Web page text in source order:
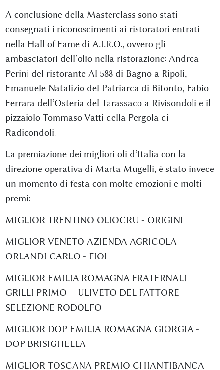
A conclusione della Masterclass sono stati
consegnati i riconoscimenti ai ristoratori entrati
nella Hall of Fame di A.I.R.O., ovvero gli
ambasciatori dell’olio nella ristorazione: Andrea
Perini del ristorante Al 588 di Bagno a Ripoli,
Emanuele Natalizio del Patriarca di Bitonto, Fabio
Ferrara dell’Osteria del Tarassaco a Rivisondoli e il
pizzaiolo Tommaso Vatti della Pergola di
Radicondoli.
La premiazione dei migliori oli d’Italia con la
direzione operativa di Marta Mugelli, è stato invece
un momento di festa con molte emozioni e molti
premi:
MIGLIOR TRENTINO OLIOCRU - ORIGINI
MIGLIOR VENETO AZIENDA AGRICOLA
ORLANDI CARLO - FIOI
MIGLIOR EMILIA ROMAGNA FRATERNALI
GRILLI PRIMO - ULIVETO DEL FATTORE
SELEZIONE RODOLFO
MIGLIOR DOP EMILIA ROMAGNA GIORGIA -
DOP BRISIGHELLA
MIGLIOR TOSCANA PREMIO CHIANTIBANCA